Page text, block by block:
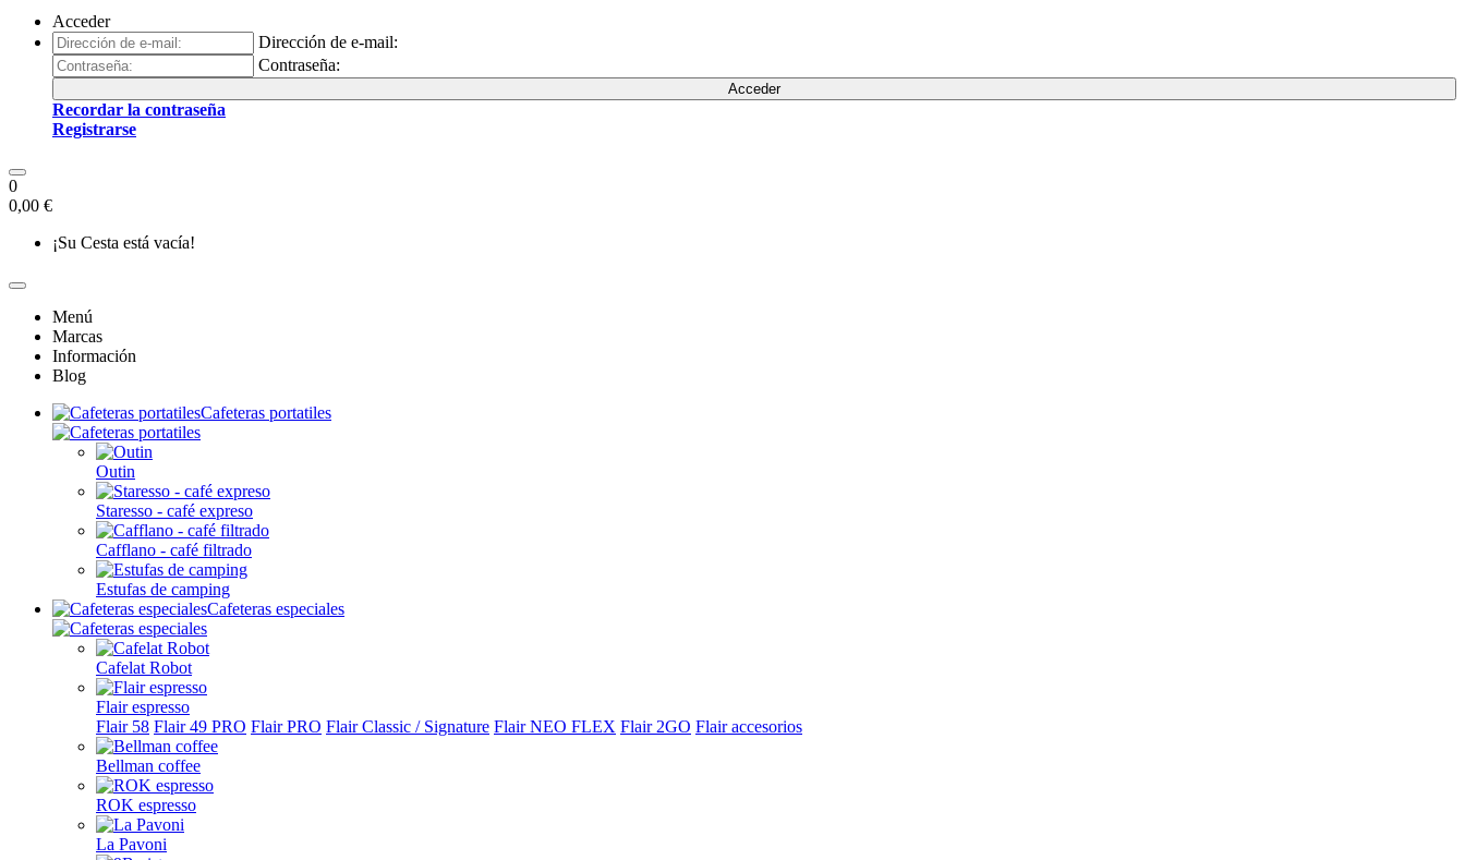
Acceder
Dirección de e-mail:
Contraseña:
Acceder
Recordar la contraseña
Registrarse
0
0,00 €
¡Su Cesta está vacía!
Menú
Marcas
Información
Blog
Cafeteras portatiles
Outin
Staresso - café expreso
Cafflano - café filtrado
Estufas de camping
Cafeteras especiales
Cafelat Robot
Flair espresso
Flair 58 Flair 49 PRO Flair PRO Flair Classic / Signature Flair NEO FLEX Flair 2GO Flair accesorios
Bellman coffee
ROK espresso
La Pavoni